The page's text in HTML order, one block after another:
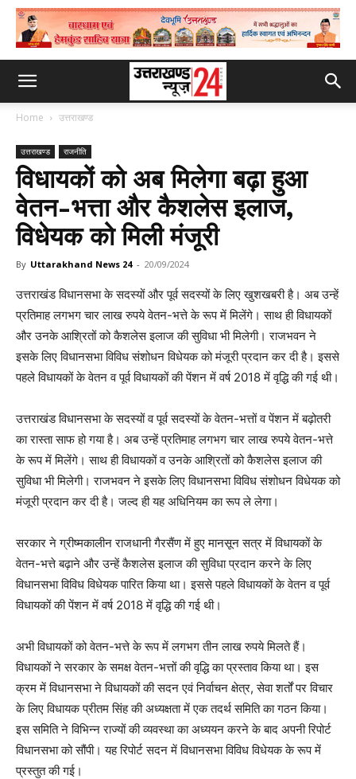
Home उत्तराखण्ड
उत्तराखण्ड राजनीति
विधायकों को अब मिलेगा बढ़ा हुआ
वेतन-भत्ता और कैशलेस इलाज,
विधेयक को मिली मंजूरी
By Uttarakhand News 24 - 20/09/2024
उत्तराखंड विधानसभा के सदस्यों और पूर्व सदस्यों के लिए खुशखबरी है। अब उन्हें
प्रतिमाह लगभग चार लाख रुपये वेतन-भत्ते के रूप में मिलेंगे। साथ ही विधायकों
और उनके आश्रितों को कैशलेस इलाज की सुविधा भी मिलेगी। राजभवन ने
इसके लिए विधानसभा विविध संशोधन विधेयक को मंजूरी प्रदान कर दी है। इससे
पहले विधायकों के वेतन व पूर्व विधायकों की पेंशन में वर्ष 2018 में वृद्धि की गई थी।
उत्तराखंड विधानसभा के सदस्यों व पूर्व सदस्यों के वेतन-भत्तों व पेंशन में बढ़ोतरी
का रास्ता साफ हो गया है। अब उन्हें प्रतिमाह लगभग चार लाख रुपये वेतन-भत्ते
के रूप में मिलेंगे। साथ ही विधायकों व उनके आश्रितों को कैशलेस इलाज की
सुविधा भी मिलेगी। राजभवन ने इसके लिए विधानसभा विविध संशोधन विधेयक को
मंजूरी प्रदान कर दी है। जल्द ही यह अधिनियम का रूप ले लेगा।
सरकार ने ग्रीष्मकालीन राजधानी गैरसैंण में हुए मानसून सत्र में विधायकों के
वेतन-भत्ते बढ़ाने और उन्हें कैशलेस इलाज की सुविधा प्रदान करने के लिए
विधानसभा विविध विधेयक पारित किया था। इससे पहले विधायकों के वेतन व पूर्व
विधायकों की पेंशन में वर्ष 2018 में वृद्धि की गई थी।
अभी विधायकों को वेतन-भत्ते के रूप में लगभग तीन लाख रुपये मिलते हैं।
विधायकों ने सरकार के समक्ष वेतन-भत्तों की वृद्धि का प्रस्ताव किया था। इस
क्रम में विधानसभा ने विधायकों की सदन एवं निर्वाचन क्षेत्र, सेवा शर्तों पर विचार
के लिए विधायक प्रीतम सिंह की अध्यक्षता में एक तदर्थ समिति का गठन किया।
इस समिति ने विभिन्न राज्यों की व्यवस्था का अध्ययन करने के बाद अपनी रिपोर्ट
विधानसभा को सौंपी। यह रिपोर्ट सदन में विधानसभा विविध विधेयक के रूप में
प्रस्तुत की गई।